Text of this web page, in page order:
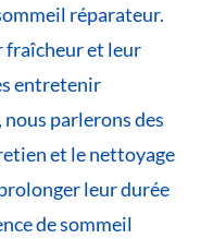
réparateur.
fraîcheur et leur
entretenir
parlerons des
et le nettoyage
leur durée
de sommeil